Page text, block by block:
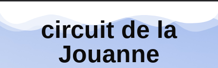
Circuit de la Jouanne
circuit de la
Jouanne